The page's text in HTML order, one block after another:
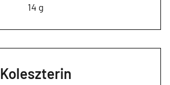
14 g
Koleszterin